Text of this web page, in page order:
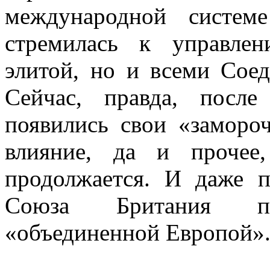
международной
стремилась к
элитой, но и всеми
Сейчас, правда,
появились свои
влияние, да и
продолжается. И даже
Союза Британия
«объединенной Европой».